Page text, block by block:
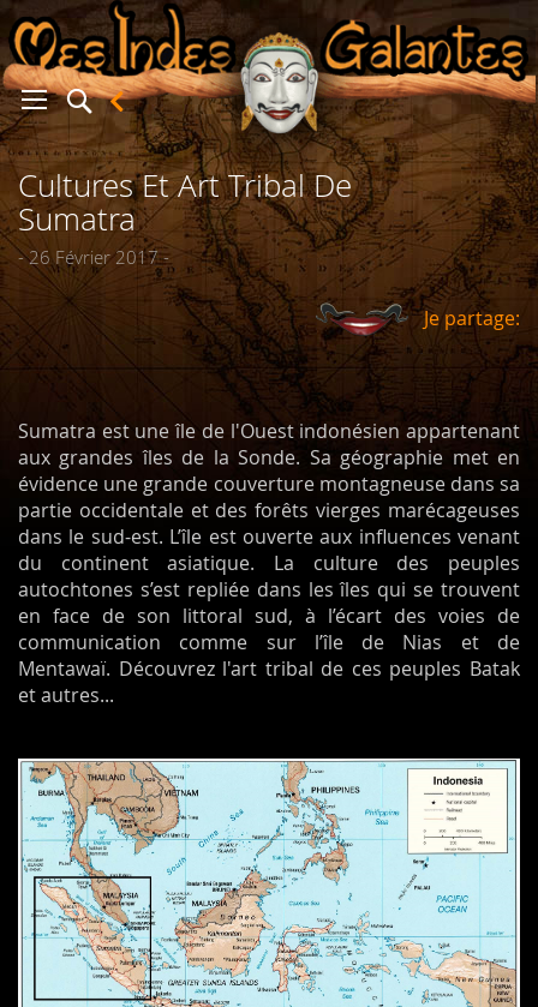
Cultures Et Art Tribal De
Sumatra
- 26 Février 2017 -
Je partage:
Sumatra est une île de l'Ouest indonésien appartenant
aux grandes îles de la Sonde. Sa géographie met en
évidence une grande couverture montagneuse dans sa
partie occidentale et des forêts vierges marécageuses
dans le sud-est. L’île est ouverte aux influences venant
du continent asiatique. La culture des peuples
autochtones s’est repliée dans les îles qui se trouvent
en face de son littoral sud, à l’écart des voies de
communication comme sur l’île de Nias et de
Mentawaï. Découvrez l'art tribal de ces peuples Batak
et autres...